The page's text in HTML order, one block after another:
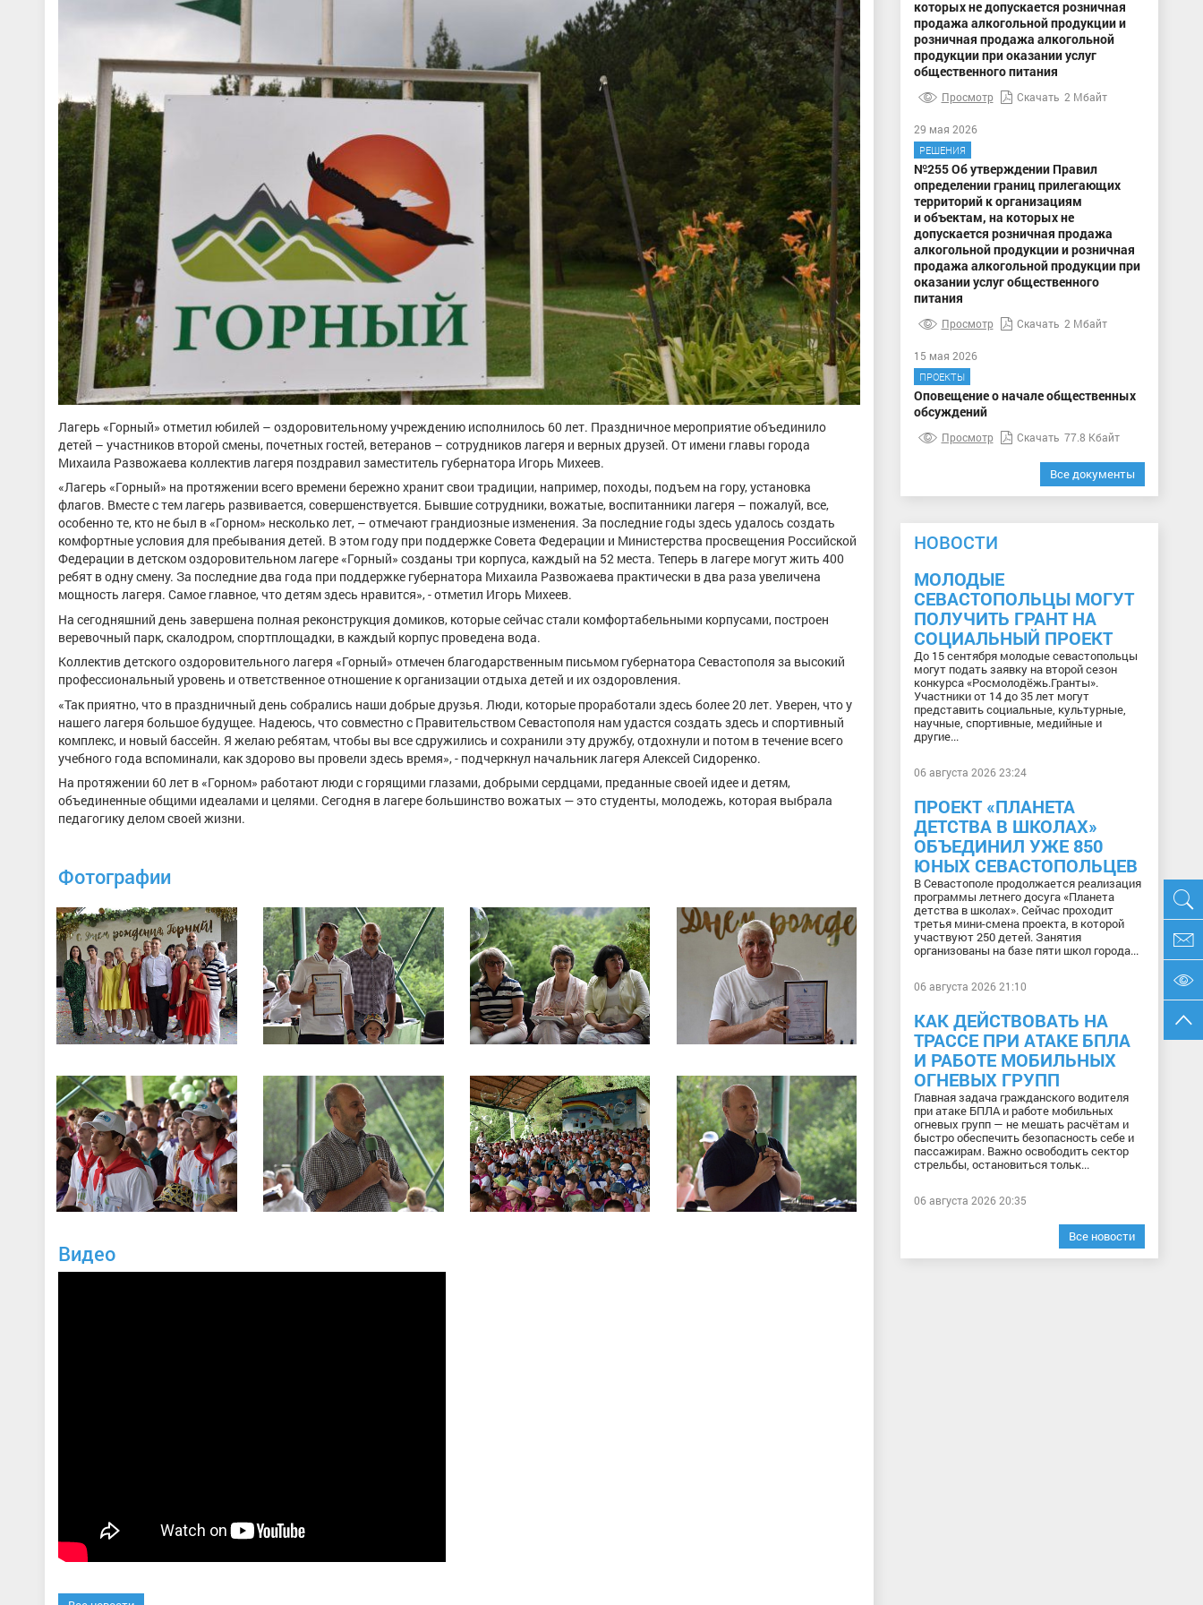
Лагерь «Горный» отметил юбилей – оздоровительному учреждению исполнилось 60 лет. Праздничное мероприятие объединило
детей – участников второй смены, почетных гостей, ветеранов – сотрудников лагеря и верных друзей. От имени главы города
Михаила Развожаева коллектив лагеря поздравил заместитель губернатора Игорь Михеев.
«Лагерь «Горный» на протяжении всего времени бережно хранит свои традиции, например, походы, подъем на гору, установка
флагов. Вместе с тем лагерь развивается, совершенствуется. Бывшие сотрудники, вожатые, воспитанники лагеря – пожалуй, все,
особенно те, кто не был в «Горном» несколько лет, – отмечают грандиозные изменения. За последние годы здесь удалось создать
комфортные условия для пребывания детей. В этом году при поддержке Совета Федерации и Министерства просвещения Российской
Федерации в детском оздоровительном лагере «Горный» созданы три корпуса, каждый на 52 места. Теперь в лагере могут жить 400
ребят в одну смену. За последние два года при поддержке губернатора Михаила Развожаева практически в два раза увеличена
мощность лагеря. Самое главное, что детям здесь нравится», - отметил Игорь Михеев.
На сегодняшний день завершена полная реконструкция домиков, которые сейчас стали комфортабельными корпусами, построен
веревочный парк, скалодром, спортплощадки, в каждый корпус проведена вода.
Коллектив детского оздоровительного лагеря «Горный» отмечен благодарственным письмом губернатора Севастополя за высокий
профессиональный уровень и ответственное отношение к организации отдыха детей и их оздоровления.
«Так приятно, что в праздничный день собрались наши добрые друзья. Люди, которые проработали здесь более 20 лет. Уверен, что у
нашего лагеря большое будущее. Надеюсь, что совместно с Правительством Севастополя нам удастся создать здесь и спортивный
комплекс, и новый бассейн. Я желаю ребятам, чтобы вы все сдружились и сохранили эту дружбу, отдохнули и потом в течение всего
учебного года вспоминали, как здорово вы провели здесь время», - подчеркнул начальник лагеря Алексей Сидоренко.
На протяжении 60 лет в «Горном» работают люди с горящими глазами, добрыми сердцами, преданные своей идее и детям,
объединенные общими идеалами и целями. Сегодня в лагере большинство вожатых — это студенты, молодежь, которая выбрала
педагогику делом своей жизни.
Фотографии
Видео
которых не допускается розничная
продажа алкогольной продукции и
розничная продажа алкогольной
продукции при оказании услуг
общественного питания
Просмотр Скачать 2 Мбайт
29 мая 2026
РЕШЕНИЯ
№255 Об утверждении Правил
определении границ прилегающих
территорий к организациям
и объектам, на которых не
допускается розничная продажа
алкогольной продукции и розничная
продажа алкогольной продукции при
оказании услуг общественного
питания
Просмотр Скачать 2 Мбайт
15 мая 2026
ПРОЕКТЫ
Оповещение о начале общественных
обсуждений
Просмотр Скачать 77.8 Кбайт
Все документы
НОВОСТИ
МОЛОДЫЕ
СЕВАСТОПОЛЬЦЫ МОГУТ
ПОЛУЧИТЬ ГРАНТ НА
СОЦИАЛЬНЫЙ ПРОЕКТ
До 15 сентября молодые севастопольцы
могут подать заявку на второй сезон
конкурса «Росмолодёжь.Гранты».
Участники от 14 до 35 лет могут
представить социальные, культурные,
научные, спортивные, медийные и
другие...
06 августа 2026 23:24
ПРОЕКТ «ПЛАНЕТА
ДЕТСТВА В ШКОЛАХ»
ОБЪЕДИНИЛ УЖЕ 850
ЮНЫХ СЕВАСТОПОЛЬЦЕВ
В Севастополе продолжается реализация
программы летнего досуга «Планета
детства в школах». Сейчас проходит
третья мини-смена проекта, в которой
участвуют 250 детей. Занятия
организованы на базе пяти школ города...
06 августа 2026 21:10
КАК ДЕЙСТВОВАТЬ НА
ТРАССЕ ПРИ АТАКЕ БПЛА
И РАБОТЕ МОБИЛЬНЫХ
ОГНЕВЫХ ГРУПП
Главная задача гражданского водителя
при атаке БПЛА и работе мобильных
огневых групп — не мешать расчётам и
быстро обеспечить безопасность себе и
пассажирам. Важно освободить сектор
стрельбы, остановиться тольк...
06 августа 2026 20:35
Все новости